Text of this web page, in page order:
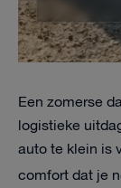
Een zomerse
logistieke
auto te klein is
comfort dat je